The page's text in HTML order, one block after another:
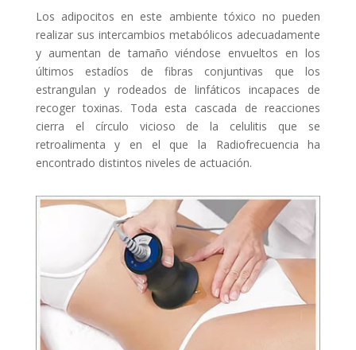
Los adipocitos en este ambiente tóxico no pueden
realizar sus intercambios metabólicos adecuadamente
y aumentan de tamaño viéndose envueltos en los
últimos estadíos de fibras conjuntivas que los
estrangulan y rodeados de linfáticos incapaces de
recoger toxinas. Toda esta cascada de reacciones
cierra el círculo vicioso de la celulitis que se
retroalimenta y en el que la Radiofrecuencia ha
encontrado distintos niveles de actuación.